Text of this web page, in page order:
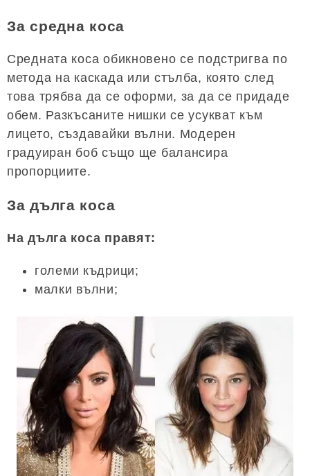
За средна коса
Средната коса обикновено се подстригва по
метода на каскада или стълба, която след
това трябва да се оформи, за да се придаде
обем. Разкъсаните нишки се усукват към
лицето, създавайки вълни. Модерен
градуиран боб също ще балансира
пропорциите.
За дълга коса
На дълга коса правят:
големи къдрици;
малки вълни;